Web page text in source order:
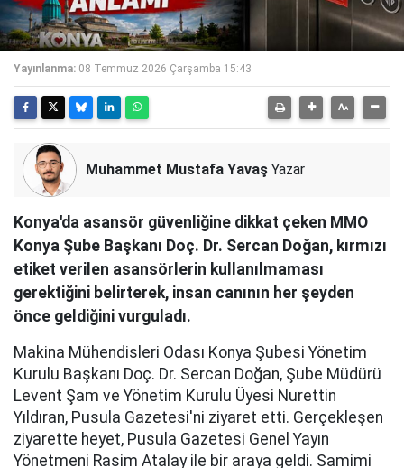
Yayınlanma: 08 Temmuz 2026 Çarşamba 15:43
Muhammet Mustafa Yavaş Yazar
Konya'da asansör güvenliğine dikkat çeken MMO
Konya Şube Başkanı Doç. Dr. Sercan Doğan, kırmızı
etiket verilen asansörlerin kullanılmaması
gerektiğini belirterek, insan canının her şeyden
önce geldiğini vurguladı.
Makina Mühendisleri Odası Konya Şubesi Yönetim
Kurulu Başkanı Doç. Dr. Sercan Doğan, Şube Müdürü
Levent Şam ve Yönetim Kurulu Üyesi Nurettin
Yıldıran, Pusula Gazetesi'ni ziyaret etti. Gerçekleşen
ziyarette heyet, Pusula Gazetesi Genel Yayın
Yönetmeni Rasim Atalay ile bir araya geldi. Samimi